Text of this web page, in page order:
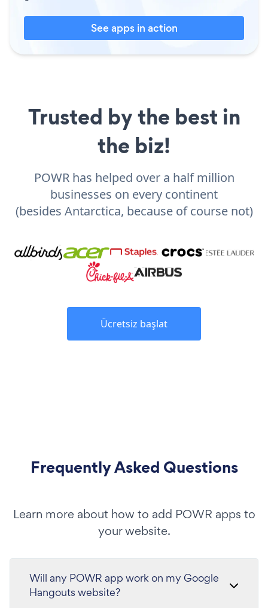
See apps in action
Trusted by the best in
the biz!
POWR has helped over a half million
businesses on every continent
(besides Antarctica, because of course not)
Ücretsiz başlat
Frequently Asked Questions
Learn more about how to add POWR apps to
your website.
Will any POWR app work on my Google
Hangouts website?